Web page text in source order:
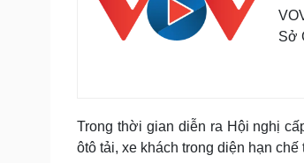
Sở
Trong thời gian diễn ra Hội nghị
ôtô tải, xe khách trong diện hạn